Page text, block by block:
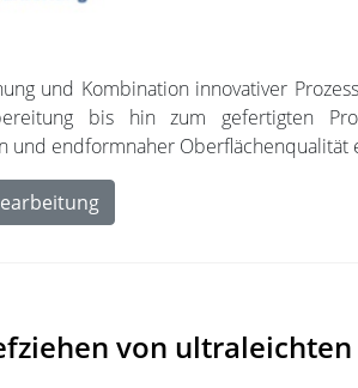
und Kombination innovativer
bis hin zum gefertigten
endformnaher Oberflächenqualität
von